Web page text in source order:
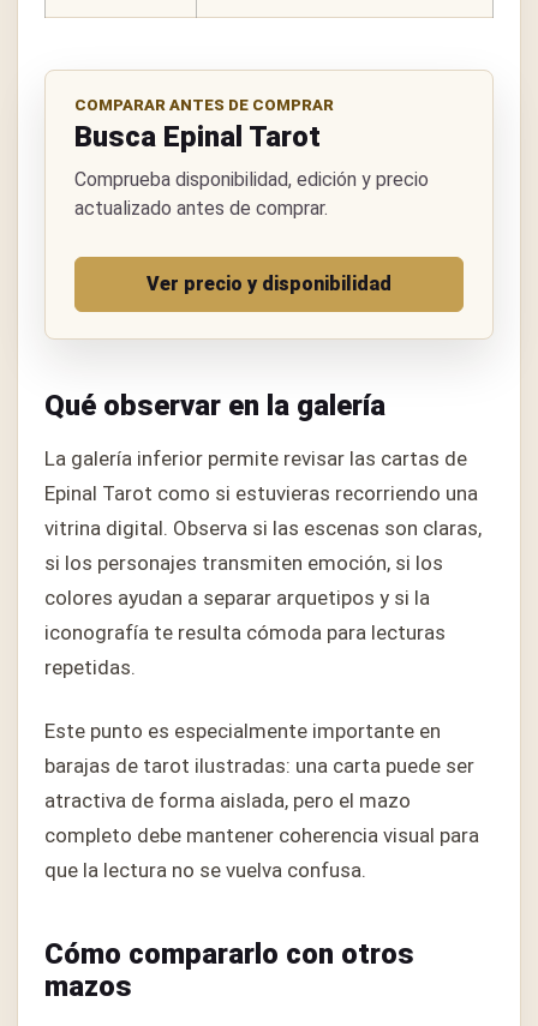
COMPARAR ANTES DE COMPRAR
Busca Epinal Tarot
Comprueba disponibilidad, edición y precio
actualizado antes de comprar.
Ver precio y disponibilidad
Qué observar en la galería
La galería inferior permite revisar las cartas de
Epinal Tarot como si estuvieras recorriendo una
vitrina digital. Observa si las escenas son claras,
si los personajes transmiten emoción, si los
colores ayudan a separar arquetipos y si la
iconografía te resulta cómoda para lecturas
repetidas.
Este punto es especialmente importante en
barajas de tarot ilustradas: una carta puede ser
atractiva de forma aislada, pero el mazo
completo debe mantener coherencia visual para
que la lectura no se vuelva confusa.
Cómo compararlo con otros
mazos